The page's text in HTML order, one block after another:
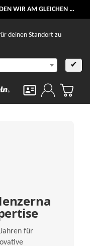
AM GLEICHEN WERKTAG
deinen Standort zu
✔
für